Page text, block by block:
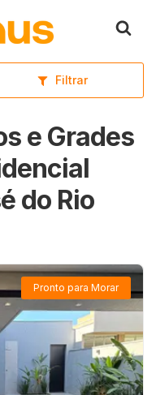
Filtrar
e Grades
do Rio
Pronto para Morar